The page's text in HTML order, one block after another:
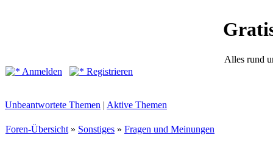
Alles rund
Anmelden
Registrieren
Unbeantwortete Themen | Aktive Themen
Foren-Übersicht » Sonstiges » Fragen und Meinungen